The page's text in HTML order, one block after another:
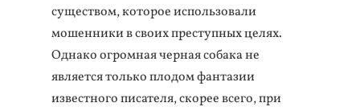
существом, которое использовали
мошенники в своих преступных целях.
Однако огромная черная собака не
является только плодом фантазии
известного писателя, скорее всего, при